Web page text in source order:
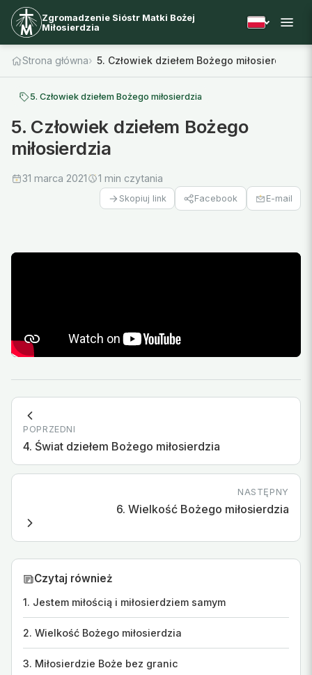
Zgromadzenie Sióstr Matki Bożej
Miłosierdzia
Strona główna 5. Człowiek dziełem Bożego miłosierdzia
5. Człowiek dziełem Bożego miłosierdzia
5. Człowiek dziełem Bożego
miłosierdzia
31 marca 2021 1 min czytania
Skopiuj link Facebook E-mail
POPRZEDNI
4. Świat dziełem Bożego miłosierdzia
NASTĘPNY
6. Wielkość Bożego miłosierdzia
Czytaj również
1. Jestem miłością i miłosierdziem samym
2. Wielkość Bożego miłosierdzia
3. Miłosierdzie Boże bez granic